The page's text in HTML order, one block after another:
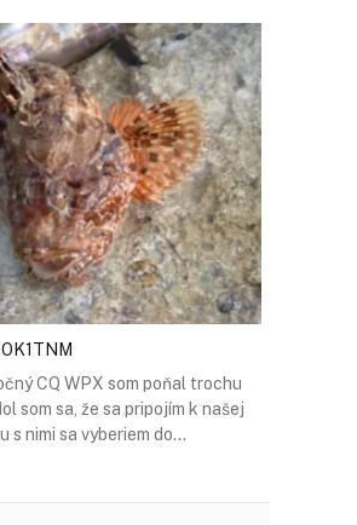
CQ WPX som poňal trochu
som sa, že sa pripojím k našej
s nimi sa vyberiem do…